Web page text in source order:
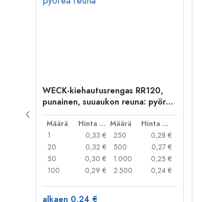
WECK-kiehautusrengas RR120,
punainen, suuaukon reuna: pyöreä
reuna
Määrä Hinta per kpl Määrä
Hinta per kpl
1
0,33 €
20
0,32 €
50
0,30 €
100
0,29 €
250
0,28 €
500
0,27 €
1.000
0,25 €
2.500
0,24 €
alkaen 0,24 €